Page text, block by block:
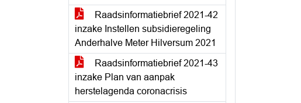
Raadsinformatiebrief 2021-42
inzake Instellen subsidieregeling
Anderhalve Meter Hilversum 2021
Raadsinformatiebrief 2021-43
inzake Plan van aanpak
herstelagenda coronacrisis